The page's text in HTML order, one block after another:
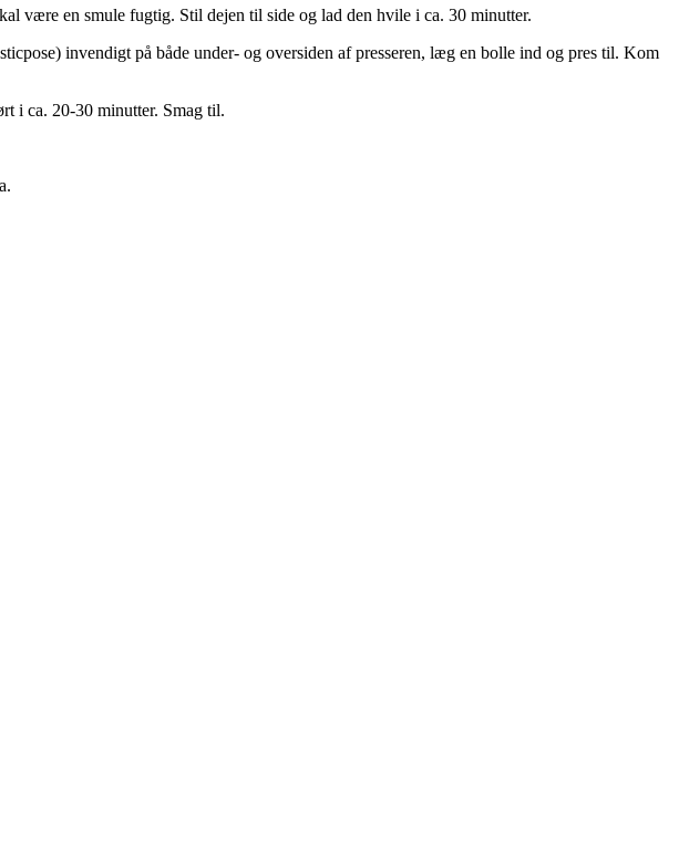
være en smule fugtig. Stil dejen til side og lad den hvile i ca. 30 minutter.
invendigt på både under- og oversiden af presseren, læg en bolle ind og pres til. Kom
i ca. 20-30 minutter. Smag til.